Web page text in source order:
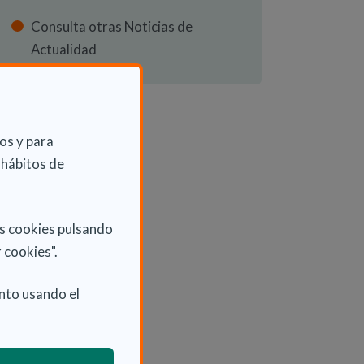
y para
de
cookies pulsando
usando el
Consulta otras Noticias de
Actualidad